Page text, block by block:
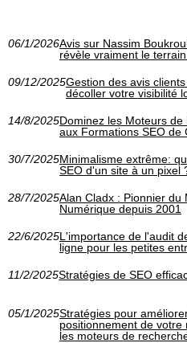
06/1/2026Avis sur Nassim
révèle vraiment le
09/12/2025Gestion des avis
décoller votre visibilité
14/8/2025Dominez les Moteurs
aux Formations SEO de
30/7/2025Minimalisme extrême:
SEO d'un site à un pixel
28/7/2025Alan Cladx : Pionnier du
Numérique depuis 2001
22/6/2025L'importance de l'audit
ligne pour les petites
11/2/2025Stratégies de SEO
05/1/2025Stratégies pour
positionnement de votre
les moteurs de